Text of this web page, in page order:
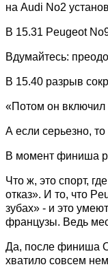
на Audi No2
В 15.31 Peugeot
Вдумайтесь:
В 15.40 разрыв
«Потом он
А если серьезно,
В момент финиша
Что ж, это спорт,
отказ». И то, что
зубах» - и это
французы. Ведь
Да, после финиша
хватило совсем